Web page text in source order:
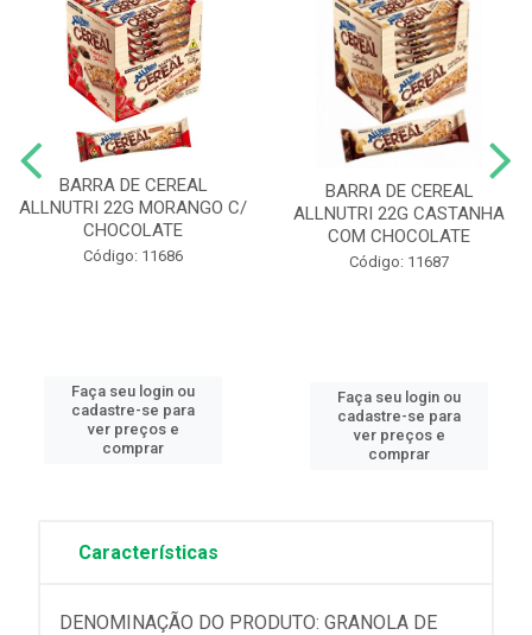
BARRA DE CEREAL
ALLNUTRI 22G MORANGO C/
CHOCOLATE
Código: 11686
Faça seu login ou
cadastre-se para
ver preços e
comprar
BARRA DE CEREAL
ALLNUTRI 22G CASTANHA
COM CHOCOLATE
Código: 11687
Faça seu login ou
cadastre-se para
ver preços e
comprar
Características
DENOMINAÇÃO DO PRODUTO: GRANOLA DE